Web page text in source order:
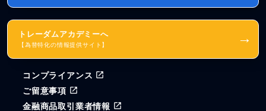
トレーダムアカデミーへ
【為替特化の情報提供サイト】 →
コンプライアンス
ご留意事項
金融商品取引業者情報